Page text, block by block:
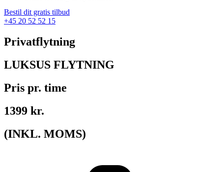
Bestil dit gratis tilbud
+45 20 52 52 15
Privatflytning
LUKSUS FLYTNING
Pris pr. time
1399 kr.
(INKL. MOMS)